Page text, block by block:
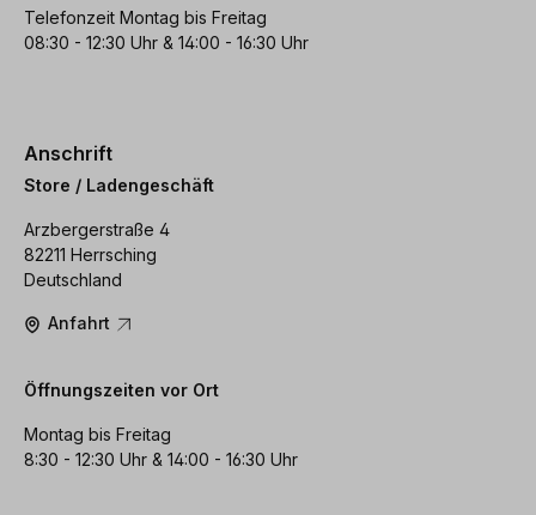
Telefonzeit Montag bis Freitag
08:30 - 12:30 Uhr & 14:00 - 16:30 Uhr
Anschrift
Store / Ladengeschäft
Arzbergerstraße 4
82211 Herrsching
Deutschland
Anfahrt
Öffnungszeiten vor Ort
Montag bis Freitag
8:30 - 12:30 Uhr & 14:00 - 16:30 Uhr